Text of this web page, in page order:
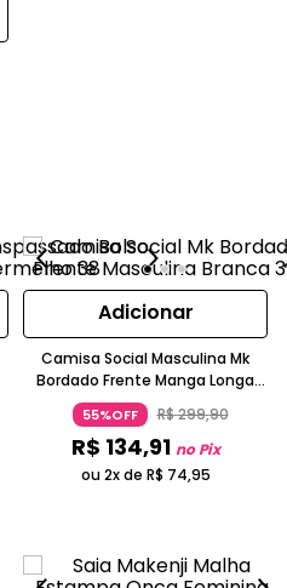
Adicionar
Camisa Social Masculina Mk
Bordado Frente Manga Longa
Branca
55%OFF R$299,90
R$ 134,91 no Pix
ou 2x de R$ 74,95